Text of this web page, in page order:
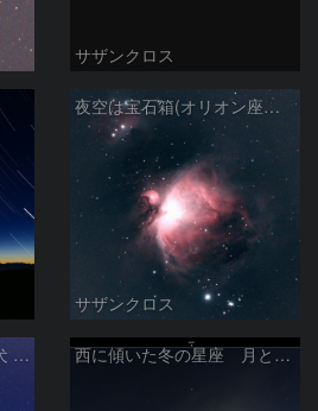
サザンクロス
夜空は宝石箱(オリオン座大星雲 M42) Seestar50
サザンクロス
西に傾いたオリオン・大犬 (2026/04/21) 西に傾いた冬の星座 月と金星＆木星